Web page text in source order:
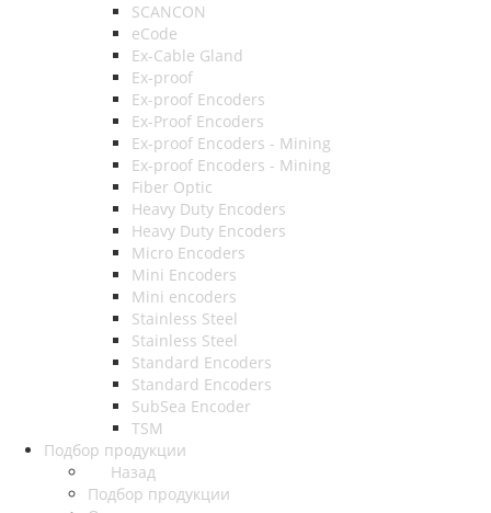
SCANCON
eCode
Ex-Cable Gland
Ex-proof
Ex-proof Encoders
Ex-Proof Encoders
Ex-proof Encoders - Mining
Ex-proof Encoders - Mining
Fiber Optic
Heavy Duty Encoders
Heavy Duty Encoders
Micro Encoders
Mini Encoders
Mini encoders
Stainless Steel
Stainless Steel
Standard Encoders
Standard Encoders
SubSea Encoder
TSM
Подбор продукции
Назад
Подбор продукции